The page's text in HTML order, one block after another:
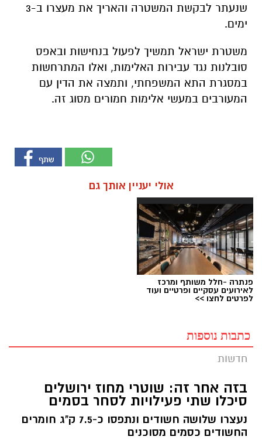
שנעתר לבקשת המשטרה והאריך את מעצרו ב-3
ימים.
משטרת ישראל תמשיך לפעול בנחישות ובאפס
סובלנות נגד עבירות האלימות, ואלו המתרחשות
במסגרת התא המשפחתי, ותמצה את הדין עם
המעורבים במעשי אלימות חמורים מסוג זה.
אולי יעניין אותך גם
פנתרה -חלל משותף ומרכז
לאירועים עסקיים ופרטיים ועוד
לפרטים לחצו >>
כתבות נוספות
חדשות
בזה אחר זה: שוטרי מחוז ירושלים
סיכלו שתי פעילויות לסחר בסמים
נעצרו שלושה חשודים ונתפסו כ-7.5 ק"ג חומרים
החשודים כסמים מסוכנים